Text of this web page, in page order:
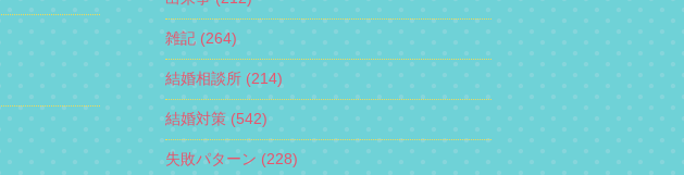
雑記 (264)
結婚相談所 (214)
結婚対策 (542)
失敗パターン (228)